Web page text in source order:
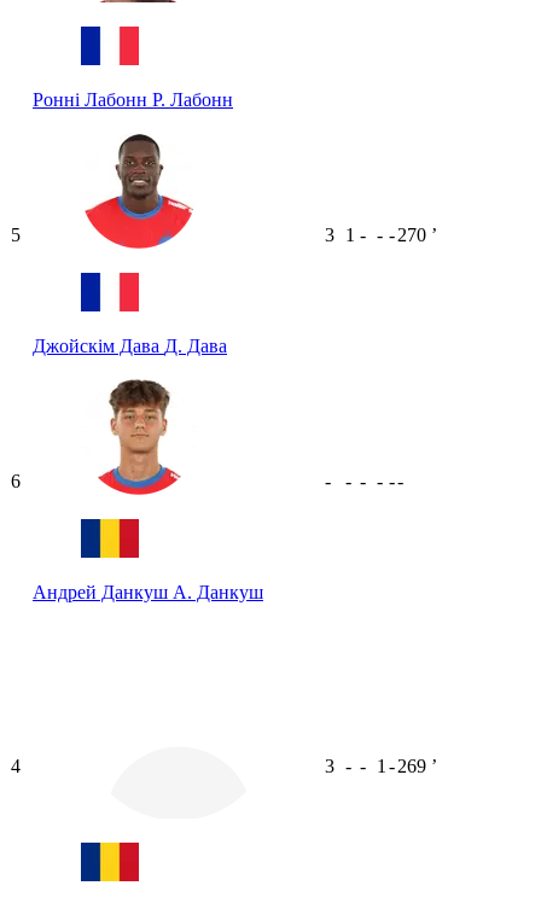
Ронні Лабонн Р. Лабонн
5
Джойскім Дава Д. Дава
3 1 - - -270 ʼ
6
Андрей Данкуш А. Данкуш
- - - - --
4 3 - - 1 -269 ʼ